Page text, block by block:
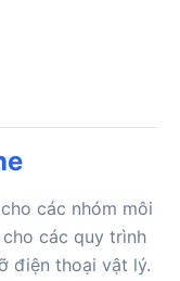
các nhóm môi
các quy trình
điện thoại vật lý.